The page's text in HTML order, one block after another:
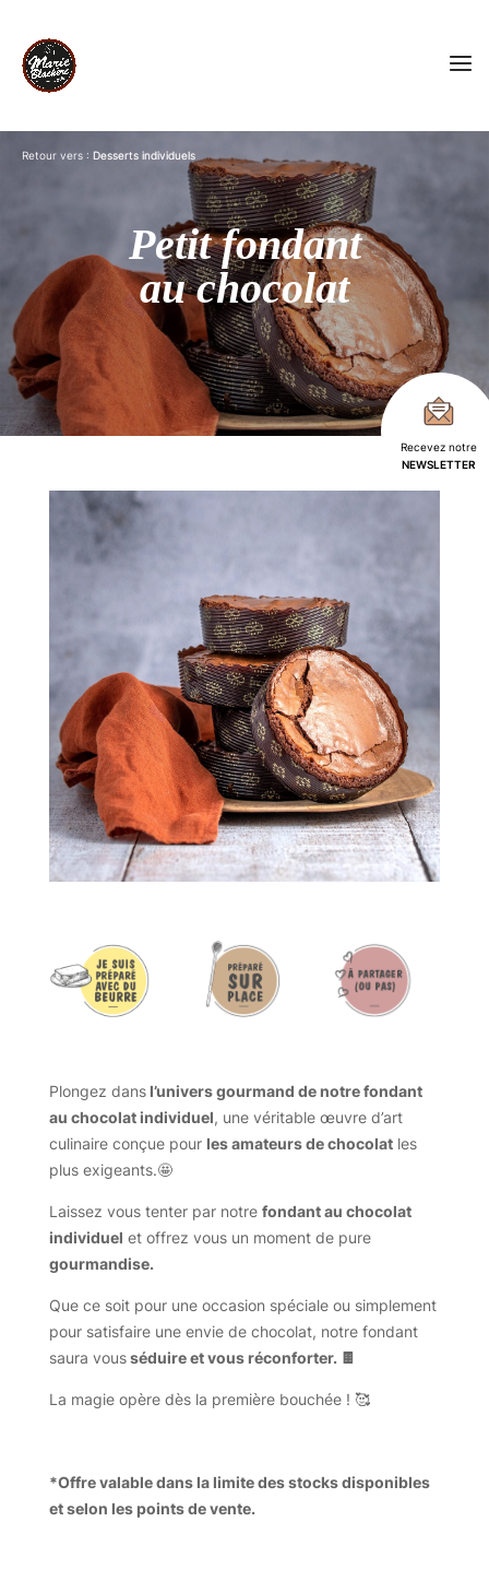
Retour vers :Desserts individuels
Petit fondant
au chocolat
Plongez dansl’univers gourmand de notre fondant
au chocolat individuel, une véritable œuvre d’art
culinaire conçue pour les amateurs de chocolatles
plus exigeants.🤩
Laissez vous tenter par notre fondant au chocolat
individuel et offrez vous un moment de pure
gourmandise.
Que ce soit pour une occasion spéciale ou simplement
pour satisfaire une envie de chocolat, notre fondant
saura vousséduire et vous réconforter. 🍫
La magie opère dès la première bouchée ! 🥰
*Offre valable dans la limite des stocks disponibles
et selon les points de vente.
Recevez notre
NEWSLETTER